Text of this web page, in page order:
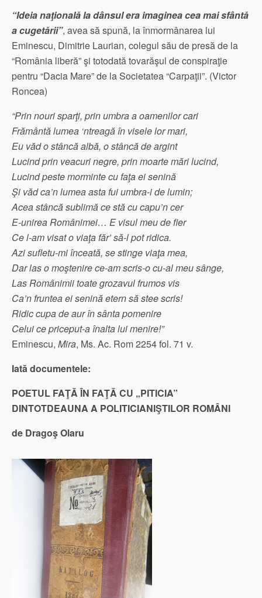
“Ideia naţională la dânsul era imaginea cea mai sfântă
a cugetării”, avea să spună, la înmormânarea lui
Eminescu, Dimitrie Laurian, colegul său de presă de la
“România liberă” şi totodată tovarăşul de conspiraţie
pentru “Dacia Mare” de la Societatea “Carpaţii”. (Victor
Roncea)
“Prin nouri sparţi, prin umbra a oamenilor cari
Frământă lumea ‘ntreagă în visele lor mari,
Eu văd o stâncă albă, o stâncă de argint
Lucind prin veacuri negre, prin moarte mări lucind,
Lucind peste morminte cu faţa ei senină
Şi văd ca’n lumea asta fui umbra-i de lumin;
Acea stâncă sublimă ce stă cu capu’n cer
E-unirea Românimei… E visul meu de fier
Ce l-am visat o viaţa făr’ să-l pot ridica.
Azi sufletu-mi înceată, se stinge viaţa mea,
Dar las o moştenire ce-am scris-o cu-al meu sânge,
Las Românimii toate grozavul frumos vis
Ca’n fruntea ei senină etern să stee scris!
Ridic cupa de aur în sânta pomenire
Celui ce priceput-a înalta lui menire!”
Eminescu, Mira, Ms. Ac. Rom 2254 fol. 71 v.
Iată documentele:
POETUL FAŢĂ ÎN FAŢĂ CU „PITICIA”
DINTOTDEAUNA A POLITICIANIŞTILOR ROMÂNI
de Dragoş Olaru